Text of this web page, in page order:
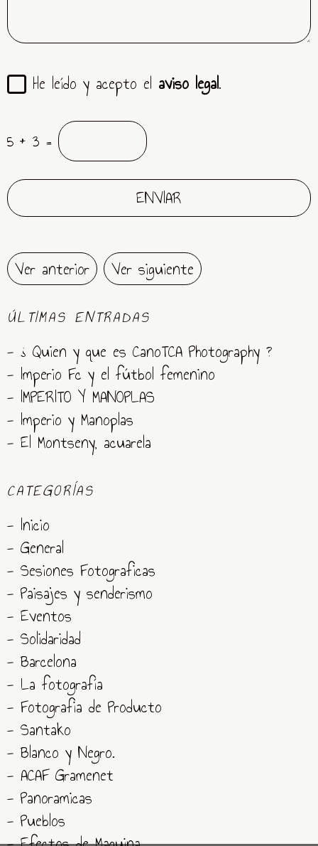
He leído y acepto el aviso legal.
5 + 3 =
Ver anterior Ver siguiente
ÚLTIMAS ENTRADAS
- ¿ Quien y que es CanoTCA Photography ?
- Imperio Fc y el fútbol femenino
- IMPERITO Y MANOPLAS
- Imperio y Manoplas
- El Montseny, acuarela
CATEGORÍAS
- Inicio
- General
- Sesiones Fotograficas
- Paisajes y senderismo
- Eventos
- Solidaridad
- Barcelona
- La fotografía
- Fotografia de Producto
- Santako
- Blanco y Negro.
- ACAF Gramenet
- Panoramicas
- Pueblos